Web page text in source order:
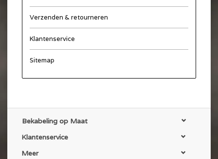
Verzenden & retourneren
Klantenservice
Sitemap
Bekabeling op Maat
Klantenservice
Meer